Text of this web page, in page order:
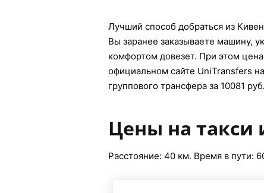
Лучший способ добраться из
Вы заранее заказываете машину,
комфортом довезет. При этом
официальном сайте UniTransfers
группового трансфера за 10081
Цены на такси
Расстояние: 40 км. Время в пути: